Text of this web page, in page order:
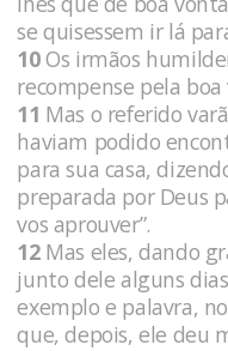
se quisessem ir lá
10Os irmãos
recompense pela boa
11 Mas o referido
haviam podido
para sua casa,
preparada por Deus
vos aprouver”.
12Mas eles, dando
junto dele alguns
exemplo e palavra,
que, depois, ele deu